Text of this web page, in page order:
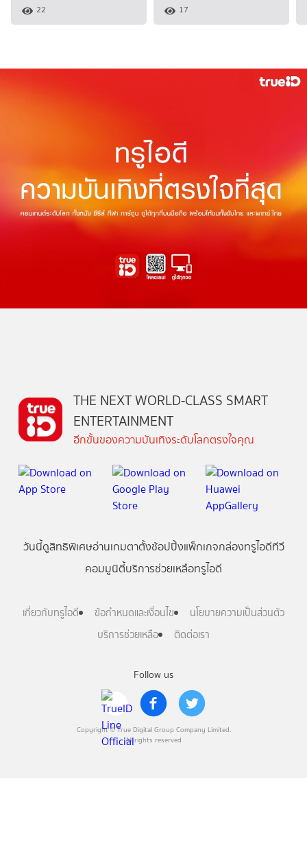
22 17
Follow us
Copyright © True Digital Group Company Limited.
All rights reserved
THE NEXT WORLD-CLASS SMART
ENTERTAINMENT
อีกขั้นของความบันเทิงระดับโลกตรงใจคุณ
วันนี้ดูสิทธิพิเศษอ่านเกมตาตั้งช้อปปิ้งแพ็กเกจกล่องทรูไอดีทีวี
คอมมูนิตี้บริการช่วยเหลือทรูไอดี
เกี่ยวกับทรูไอดี ข้อกำหนดและเงื่อนไข
นโยบายความเป็นส่วนตัว
บริการช่วยเหลือ
ติดต่อเรา